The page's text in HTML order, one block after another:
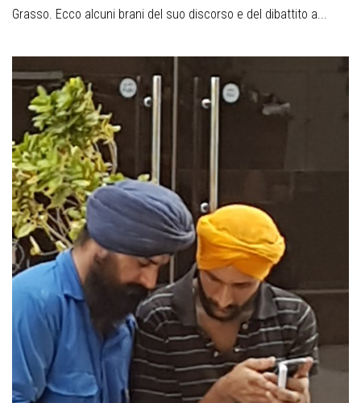
Grasso. Ecco alcuni brani del suo discorso e del dibattito a...